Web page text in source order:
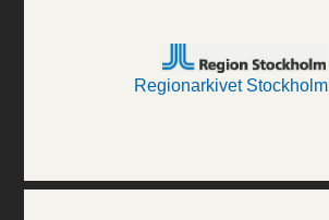
Regionarkivet Stockholm